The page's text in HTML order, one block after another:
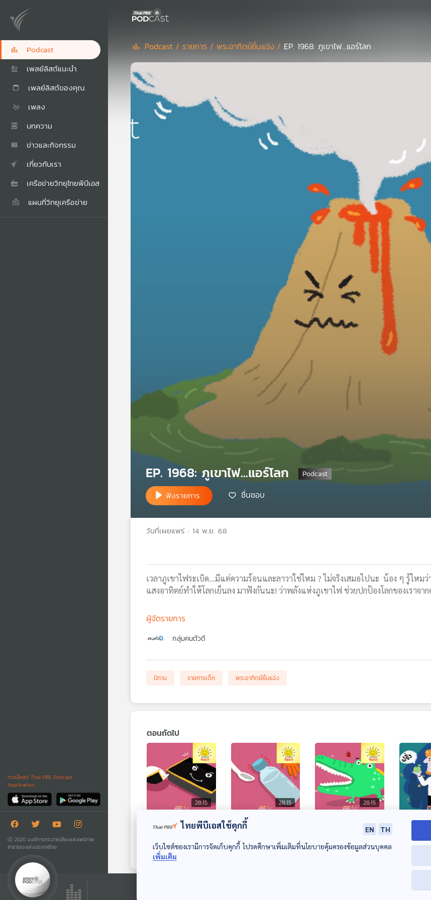
Podcast
เพลย์ลิสต์แนะนำ
เพลย์ลิสต์ของคุณ
เพลง
บทความ
ข่าวและกิจกรรม
เกี่ยวกับเรา
เครือข่ายวิทยุไทยพีบีเอส
แผนที่วิทยุเครือข่าย
ดาวน์โหลด Thai PBS Podcast
Application
Ⓒ 2020 องค์การกระจายเสียงและแพร่ภาพ
สาธารณะแห่งประเทศไทย
Podcast / รายการ /พระอาทิตย์ยิ้มแฉ่ง / EP. 1968: ภูเขาไฟ...แอร์โลก
EP. 1968: ภูเขาไฟ...แอร์โลก
ฟังรายการ ชื่นชอบ
วันที่เผยแพร่ : 14 พ.ย. 68
เวลาภูเขาไฟระเบิด...มีแต่ความร้อนและลาวาใช่ไหม ? ไม่จริงเสมอไปนะ น้อง ๆ รู้ไห
แสงอาทิตย์ทำให้โลกเย็นลง มาฟังกันนะ! ว่าพลังแห่งภูเขาไฟ ช่วยปกป้องโลกของเราจ
ผู้จัดรายการ
กลุ่มคนตัวดี
นิทาน รายการเด็ก พระอาทิตย์ยิ้มแฉ่ง
ตอนถัดไป
28:15
EP. 1969: ซี่ๆๆ! ทำไม
พระอาทิตย์ยิ้มแฉ่ง
28:15
EP. 1970: มือจิ๋ว
พิชิตฝาแน่น!
พระอาทิตย์ยิ้มแฉ่ง
28:15
EP. 1971: ฟันเยอะจัง!
จระเข้มีฟันกี่ซี่กันนะ?
พระอาทิตย์ยิ้มแฉ่ง
EP.
ไทยเรีย
ฝรั่ง
พระอาทิต
ไทยพีบีเอสใช้คุกกี้ EN
TH
เว็บไซต์ของเรามีการจัดเก็บคุกกี้ โปรดศึกษาเพิ่มเติมที่นโยบายคุ้มครองข้อมูลส่วนบุคคล
เพิ่มเติม